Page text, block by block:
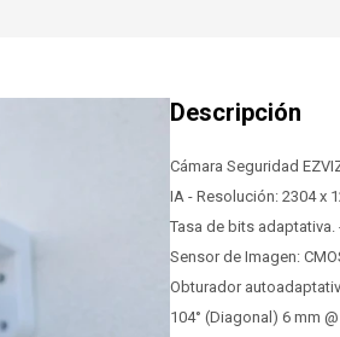
Cámara Seguridad
IA - Resolución: 2304 x
Tasa de bits
Sensor de Imagen:
Obturador
104° (Diagonal) 6 mm